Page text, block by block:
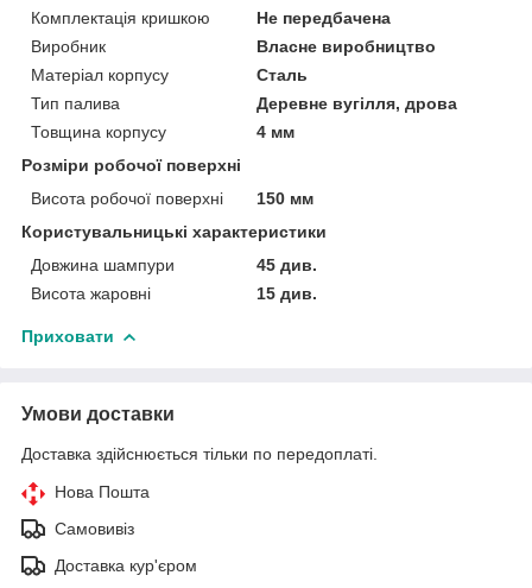
Комплектація кришкою
Не передбачена
Виробник
Власне виробництво
Матеріал корпусу
Сталь
Тип палива
Деревне вугілля, дрова
Товщина корпусу
4 мм
Розміри робочої поверхні
Висота робочої поверхні
150 мм
Користувальницькі характеристики
Довжина шампури
45 див.
Висота жаровні
15 див.
Приховати
Умови доставки
Доставка здійснюється тільки по передоплаті.
Нова Пошта
Самовивіз
Доставка кур'єром